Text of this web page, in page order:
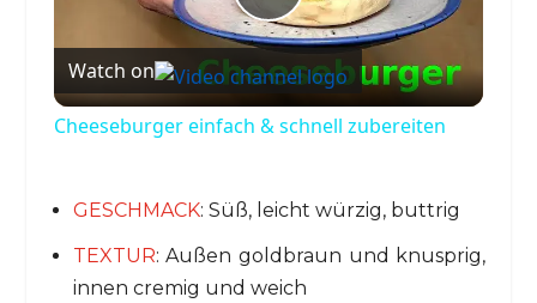
P
l
y
Watch on
Cheeseburger einfach & schnell zubereiten
GESCHMACK: Süß, leicht würzig, buttrig
TEXTUR: Außen goldbraun und knusprig,
innen cremig und weich